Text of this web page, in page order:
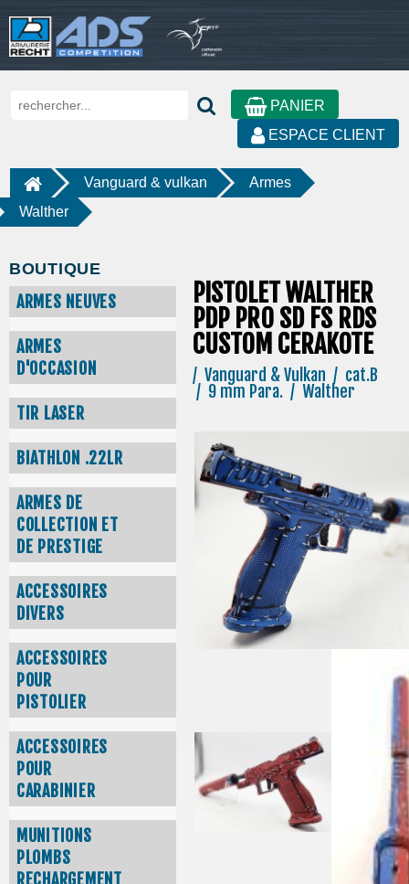
PANIER
ESPACE CLIENT
Vanguard & vulkan
Armes
Walther
BOUTIQUE
ARMES NEUVES
ARMES
D'OCCASION
TIR LASER
BIATHLON .22LR
ARMES DE
COLLECTION ET
DE PRESTIGE
ACCESSOIRES
DIVERS
ACCESSOIRES
POUR
PISTOLIER
ACCESSOIRES
POUR
CARABINIER
MUNITIONS
PLOMBS
RECHARGEMENT
PISTOLET WALTHER
PDP PRO SD FS RDS
CUSTOM CERAKOTE
/ Vanguard & Vulkan / cat.B
/ 9 mm Para. / Walther